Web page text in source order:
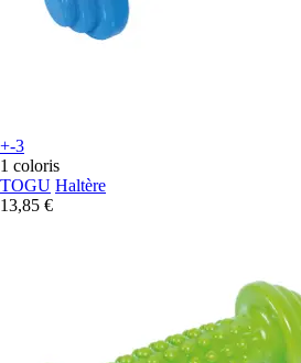
+-3
1 coloris
TOGU Haltère
13,85 €